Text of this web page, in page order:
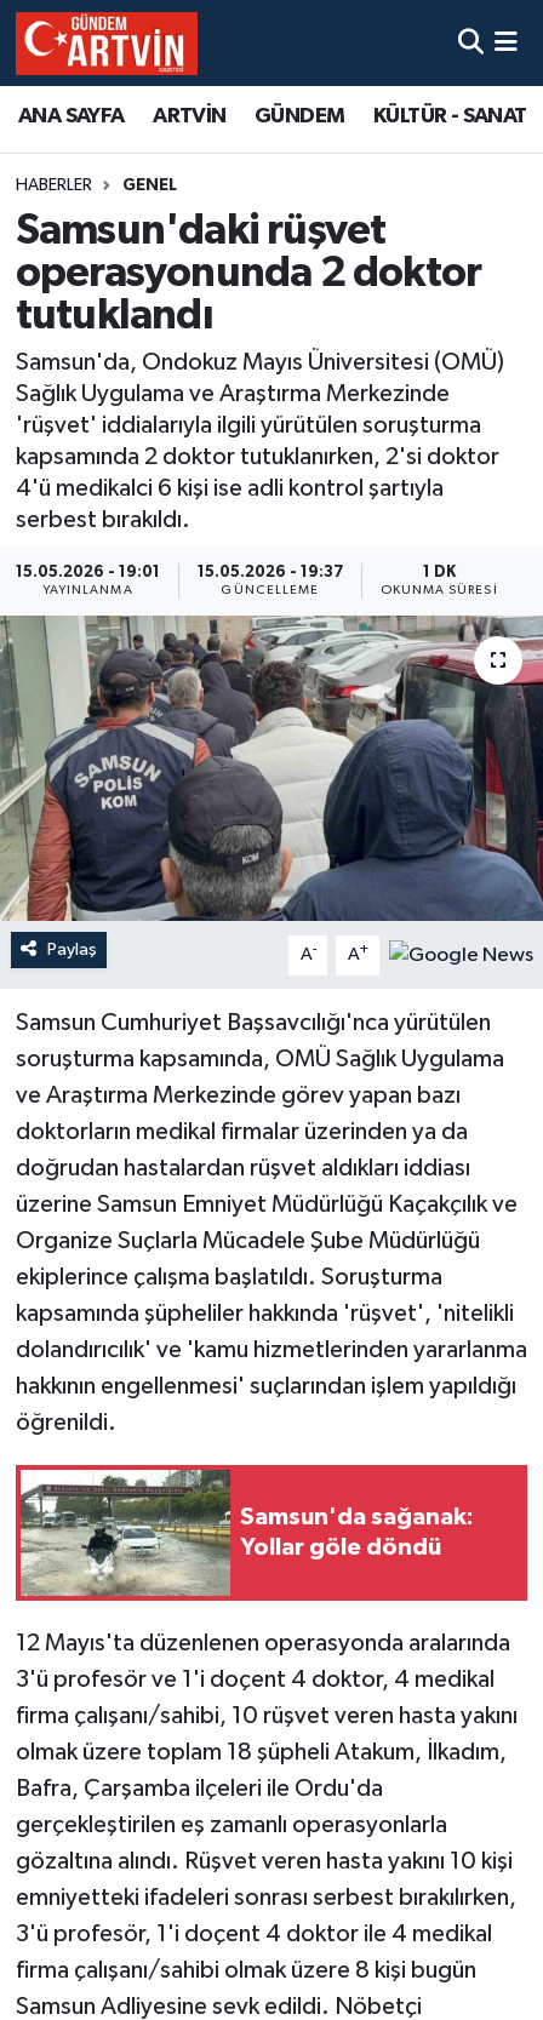
ANA SAYFA ARTVİN GÜNDEM KÜLTÜR - SANAT
HABERLER GENEL
Samsun'daki rüşvet
operasyonunda 2 doktor
tutuklandı
Samsun'da, Ondokuz Mayıs Üniversitesi (OMÜ)
Sağlık Uygulama ve Araştırma Merkezinde
'rüşvet' iddialarıyla ilgili yürütülen soruşturma
kapsamında 2 doktor tutuklanırken, 2'si doktor
4'ü medikalci 6 kişi ise adli kontrol şartıyla
serbest bırakıldı.
15.05.2026 - 19:01
YAYINLANMA
15.05.2026 - 19:37
GÜNCELLEME
1 DK
OKUNMA SÜRESI
Paylaş A- A+
Samsun Cumhuriyet Başsavcılığı'nca yürütülen
soruşturma kapsamında, OMÜ Sağlık Uygulama
ve Araştırma Merkezinde görev yapan bazı
doktorların medikal firmalar üzerinden ya da
doğrudan hastalardan rüşvet aldıkları iddiası
üzerine Samsun Emniyet Müdürlüğü Kaçakçılık ve
Organize Suçlarla Mücadele Şube Müdürlüğü
ekiplerince çalışma başlatıldı. Soruşturma
kapsamında şüpheliler hakkında 'rüşvet', 'nitelikli
dolandırıcılık' ve 'kamu hizmetlerinden yararlanma
hakkının engellenmesi' suçlarından işlem yapıldığı
öğrenildi.
Samsun'da sağanak:
Yollar göle döndü
12 Mayıs'ta düzenlenen operasyonda aralarında
3'ü profesör ve 1'i doçent 4 doktor, 4 medikal
firma çalışanı/sahibi, 10 rüşvet veren hasta yakını
olmak üzere toplam 18 şüpheli Atakum, İlkadım,
Bafra, Çarşamba ilçeleri ile Ordu'da
gerçekleştirilen eş zamanlı operasyonlarla
gözaltına alındı. Rüşvet veren hasta yakını 10 kişi
emniyetteki ifadeleri sonrası serbest bırakılırken,
3'ü profesör, 1'i doçent 4 doktor ile 4 medikal
firma çalışanı/sahibi olmak üzere 8 kişi bugün
Samsun Adliyesine sevk edildi. Nöbetçi